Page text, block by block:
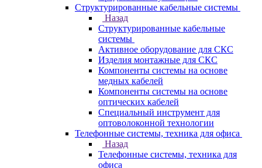
Структурированные кабельные системы
Назад
Структурированные кабельные
системы
Активное оборудование для СКС
Изделия монтажные для СКС
Компоненты системы на основе
медных кабелей
Компоненты системы на основе
оптических кабелей
Специальный инструмент для
оптоволоконной технологии
Телефонные системы, техника для офиса
Назад
Телефонные системы, техника для
офиса